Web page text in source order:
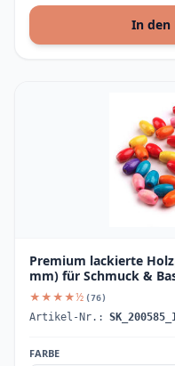
In den
Premium lackierte
mm) für Schmuck &
★★★★½ (76)
Artikel-Nr.:
FARBE